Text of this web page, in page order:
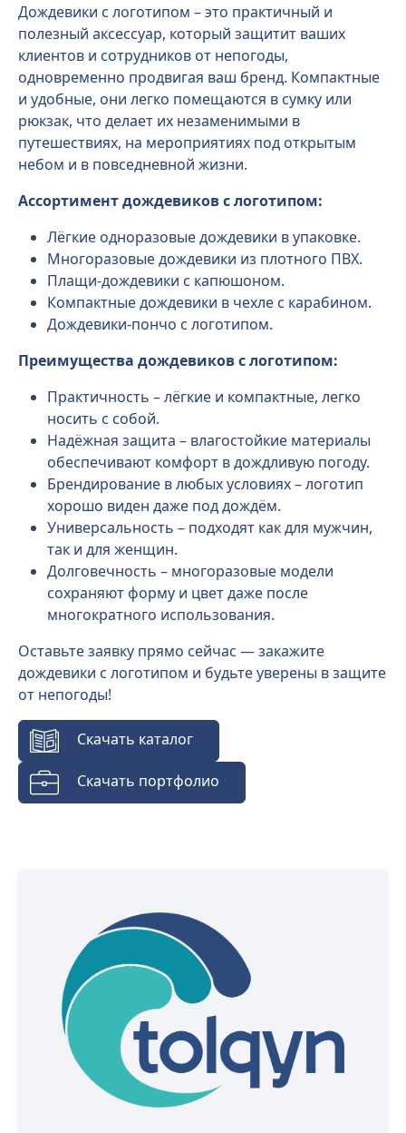
Дождевики с логотипом – это практичный и
полезный аксессуар, который защитит ваших
клиентов и сотрудников от непогоды,
одновременно продвигая ваш бренд. Компактные
и удобные, они легко помещаются в сумку или
рюкзак, что делает их незаменимыми в
путешествиях, на мероприятиях под открытым
небом и в повседневной жизни.
Ассортимент дождевиков с логотипом:
Лёгкие одноразовые дождевики в упаковке.
Многоразовые дождевики из плотного ПВХ.
Плащи-дождевики с капюшоном.
Компактные дождевики в чехле с карабином.
Дождевики-пончо с логотипом.
Преимущества дождевиков с логотипом:
Практичность – лёгкие и компактные, легко
носить с собой.
Надёжная защита – влагостойкие материалы
обеспечивают комфорт в дождливую погоду.
Брендирование в любых условиях – логотип
хорошо виден даже под дождём.
Универсальность – подходят как для мужчин,
так и для женщин.
Долговечность – многоразовые модели
сохраняют форму и цвет даже после
многократного использования.
Оставьте заявку прямо сейчас — закажите
дождевики с логотипом и будьте уверены в защите
от непогоды!
Скачать каталог
Скачать портфолио